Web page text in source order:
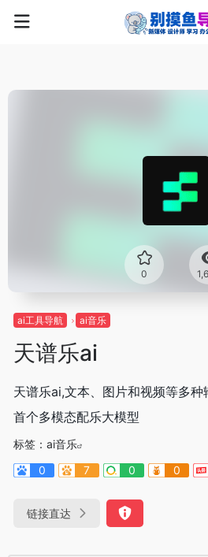
0
ai工具导航 ai音乐
天谱乐ai
天谱乐ai,文本、图片和视频等多
首个多模态配乐大模型
标签： ai音乐
0
7 0 0
链接直达